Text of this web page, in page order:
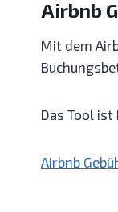
Airbnb
Mit dem
Das Tool
Airbnb